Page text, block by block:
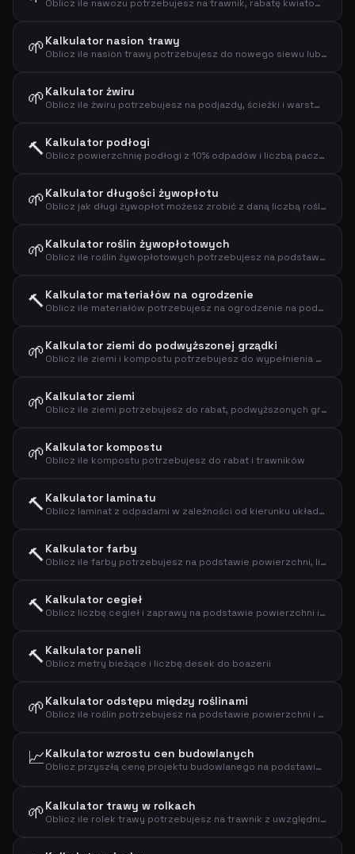
Oblicz ile nawozu potrzebujesz na trawnik, rabatę kwiatową lub ogród warzywny
🌱Kalkulator nasion trawy
Oblicz ile nasion trawy potrzebujesz do nowego siewu lub dosiewania trawnika
🌱Kalkulator żwiru
Oblicz ile żwiru potrzebujesz na podjazdy, ścieżki i warstwy drenażowe
🔨Kalkulator podłogi
Oblicz powierzchnię podłogi z 10% odpadów i liczbą paczek
🌱Kalkulator długości żywopłotu
Oblicz jak długi żywopłot możesz zrobić z daną liczbą roślin i odstępem
🌱Kalkulator roślin żywopłotowych
Oblicz ile roślin żywopłotowych potrzebujesz na podstawie długości żywopłotu i odstępów
🔨Kalkulator materiałów na ogrodzenie
Oblicz ile materiałów potrzebujesz na ogrodzenie na podstawie długości i wysokości
🌱Kalkulator ziemi do podwyższonej grządki
Oblicz ile ziemi i kompostu potrzebujesz do wypełnienia podwyższonej grządki
🌱Kalkulator ziemi
Oblicz ile ziemi potrzebujesz do rabat, podwyższonych grządek lub nowych nasadzeń
🌱Kalkulator kompostu
Oblicz ile kompostu potrzebujesz do rabat i trawników
🔨Kalkulator laminatu
Oblicz laminat z odpadami w zależności od kierunku układania
🔨Kalkulator farby
Oblicz ile farby potrzebujesz na podstawie powierzchni, liczby warstw i wydajności
🔨Kalkulator cegieł
Oblicz liczbę cegieł i zaprawy na podstawie powierzchni i formatu cegieł
🔨Kalkulator paneli
Oblicz metry bieżące i liczbę desek do boazerii
🌱Kalkulator odstępu między roślinami
Oblicz ile roślin potrzebujesz na podstawie powierzchni i odstępu
📈Kalkulator wzrostu cen budowlanych
Oblicz przyszłą cenę projektu budowlanego na podstawie rocznego wzrostu cen w branży budowlanej.
🌱Kalkulator trawy w rolkach
Oblicz ile rolek trawy potrzebujesz na trawnik z uwzględnieniem odpadów